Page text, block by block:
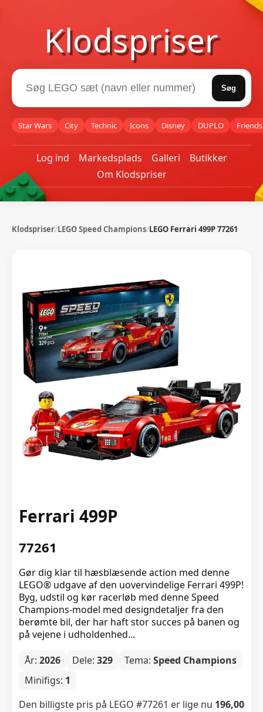
Klodspriser
Søg
Star Wars City Technic Icons Disney DUPLO Friends
Log ind Markedsplads Galleri
Butikker
Om Klodspriser
Klodspriser/LEGO Speed Champions/LEGO Ferrari 499P 77261
Ferrari 499P
77261
Gør dig klar til hæsblæsende action med denne
LEGO® udgave af den uovervindelige Ferrari 499P!
Byg, udstil og kør racerløb med denne Speed
Champions-model med designdetaljer fra den
berømte bil, der har haft stor succes på banen og
på vejene i udholdenhed...
År: 2026 Dele: 329 Tema: Speed Champions
Minifigs: 1
Den billigste pris på LEGO #77261 er lige nu 196,00